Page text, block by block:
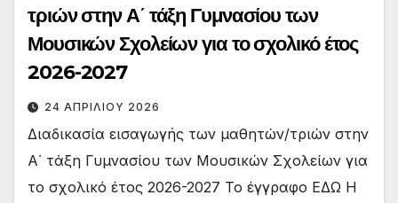
τριών στην Α΄ τάξη Γυμνασίου των
Μουσικών Σχολείων για το σχολικό έτος
2026-2027
24 ΑΠΡΙΛΊΟΥ 2026
Διαδικασία εισαγωγής των μαθητών/τριών στην
Α΄ τάξη Γυμνασίου των Μουσικών Σχολείων για
το σχολικό έτος 2026-2027 Το έγγραφο ΕΔΩ Η